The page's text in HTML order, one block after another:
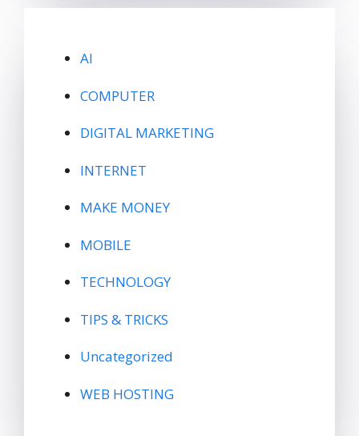
AI
COMPUTER
DIGITAL MARKETING
INTERNET
MAKE MONEY
MOBILE
TECHNOLOGY
TIPS & TRICKS
Uncategorized
WEB HOSTING